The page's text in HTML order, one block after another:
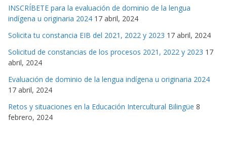
INSCRÍBETE para la evaluación de dominio de la lengua
indígena u originaria 2024 17 abril, 2024
Solicita tu constancia EIB del 2021, 2022 y 2023 17 abril, 2024
Solicitud de constancias de los procesos 2021, 2022 y 2023 17
abril, 2024
Evaluación de dominio de la lengua indígena u originaria 2024
17 abril, 2024
Retos y situaciones en la Educación Intercultural Bilingüe 8
febrero, 2024